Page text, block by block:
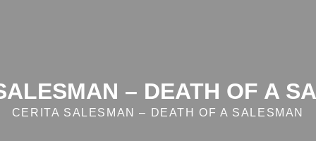
– DEATH OF A
CERITA SALESMAN – DEATH OF A SALESMAN